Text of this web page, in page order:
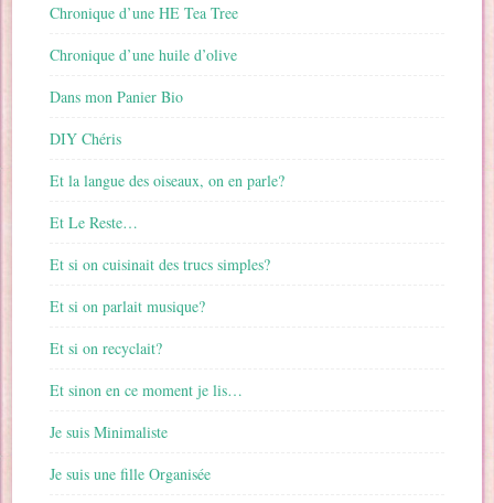
Chronique d’une HE Tea Tree
Chronique d’une huile d’olive
Dans mon Panier Bio
DIY Chéris
Et la langue des oiseaux, on en parle?
Et Le Reste…
Et si on cuisinait des trucs simples?
Et si on parlait musique?
Et si on recyclait?
Et sinon en ce moment je lis…
Je suis Minimaliste
Je suis une fille Organisée